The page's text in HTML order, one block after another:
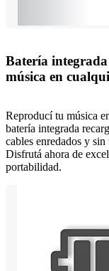
Batería
música en
Reproducí tu música
batería integrada
cables enredados y
Disfrutá ahora de
portabilidad.